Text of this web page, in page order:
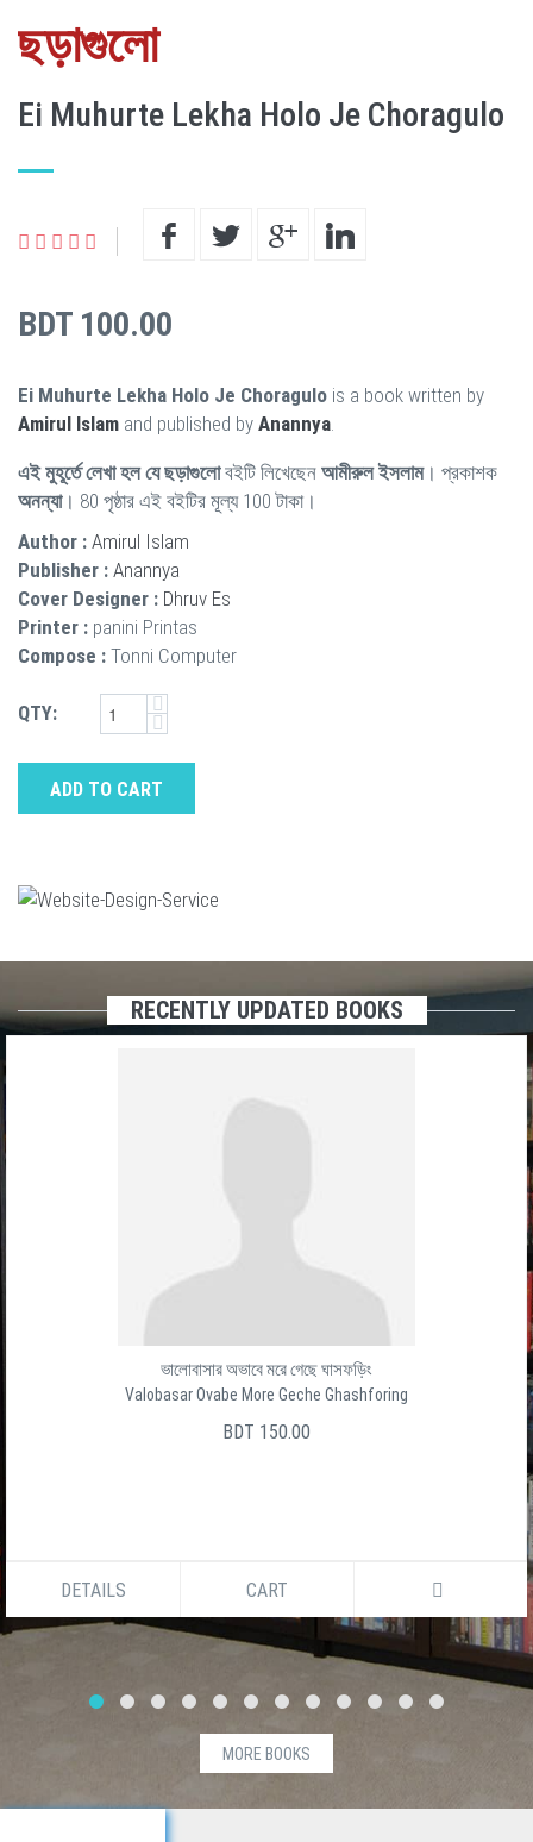
ছড়াগুলো
Ei Muhurte Lekha Holo Je Choragulo
BDT 100.00
Ei Muhurte Lekha Holo Je Choragulo is a book written by
Amirul Islam and published by Anannya
এই মুহূর্তে লেখা হল যে ছড়াগুলোবইটি লিখেছেন আমীরুল ইসলাম। প্রকাশক
অনন্যা। 80 পৃষ্ঠার এই বইটির মূল্য 100 টাকা।
Author : Amirul Islam
Publisher : Anannya
Cover Designer : Dhruv Es
Printer : panini Printas
Compose : Tonni Computer
QTY:
ADD TO CART
RECENTLY UPDATED BOOKS
ভালোবাসার অভাবে মরে গেছে ঘাসফড়িং
Valobasar Ovabe More Geche Ghashforing
BDT 150.00
DETAILS CART
MORE BOOKS